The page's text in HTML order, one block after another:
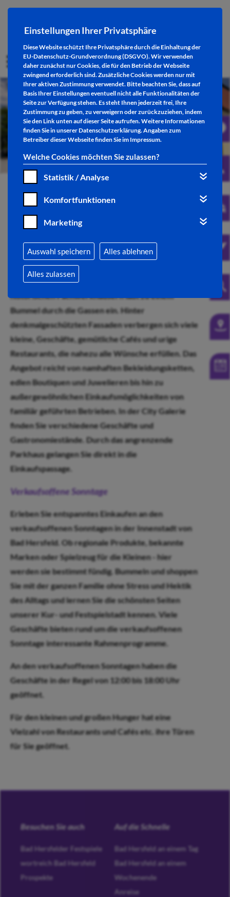
Einstellungen Ihrer Privatsphäre
Diese Website schützt Ihre Privatsphäre durch die Einhaltung der
EU-Datenschutz-Grundverordnung (DSGVO). Wir verwenden
daher zunächst nur Cookies, die für den Betrieb der Webseite
zwingend erforderlich sind. Zusätzliche Cookies werden nur mit
Ihrer aktiven Zustimmung verwendet. Bitte beachten Sie, dass auf
Basis Ihrer Einstellungen eventuell nicht alle Funktionalitäten der
Seite zur Verfügung stehen. Es steht Ihnen jederzeit frei, Ihre
Zustimmung zu geben, zu verweigern oder zurückzuziehen, indem
Sie den Link unten auf dieser Seite aufrufen. Weitere Informationen
finden Sie in unsererDatenschutzerklärung. Angaben zum
Betreiber dieser Webseite finden Sie im Impressum.
Welche Cookies möchten Sie zulassen?
Statistik / Analyse
Komfortfunktionen
Marketing
Auswahl speichern Alles ablehnen
Alles zulassen
Shopping-Events
Einkaufserlebnisse
Flanieren Sie im geschichtsträchtigem Ambiente.
Die gemütliche Fußgängerzone mit den
historischen Fachwerkhäusern lädt zu einem
Bummel durch die Gassen ein. Hinter
denkmalgeschützten Fassaden verbergen sich viele
kleine, Geschäfte, gemütliche Cafés und urige
Restaurants, die nahezu alle Wünsche erfüllen. Das
Angebot reicht von namhaften Bekleidungsketten,
edlen Boutiquen und Juwelieren bis hin zu
außergewöhnlichen Einkaufsmöglichkeiten von
familiär geführten Betrieben. In der City Galerie
finden Sie verschiedene Geschäfte und
Gastronomiestände. Durch das angrenzende
Parkhaus gelangen Sie direkt in die
Einkaufspassage.
Verkaufsoffene Sonntage
Erleben Sie entspanntes Einkaufen an den
verkaufsoffenen Sonntagen in der Innenstadt von
Bad Hersfeld. Ob regionale Produkte, bekannte
Marken oder Spielzeug für die Kleinen - hier
werden sie bestimmt fündig. Bummeln und shoppen
Sie mit der ganzen Familie ohne Stress und Hektik
des Alltags und lernen Sie die schönsten Seiten
unserer Kur- und Festspielstadt kennen. Viele
Geschäfte bieten rund um die verkaufsoffenen
Sonntage interessante Rahmenprogramme.
An den verkaufsoffenen Sonntagen haben die
Geschäfte in der Regel von 12:00 bis 18:00 Uhr
geöffnet.
Für den kleinen und großen Hunger hat eine
Vielzahl von Restaurants und Cafés etc. ihre Türen
für Sie geöffnet.
Besuchen Sie auch
Bad Hersfelder Festspiele
wortreich Bad Hersfeld
Prospekte
Auf die Schnelle
Bad Hersfeld an einem Tag
Bad Hersfeld an einem
Wochenende
Anreise